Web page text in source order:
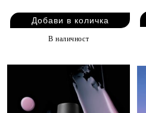
В наличност